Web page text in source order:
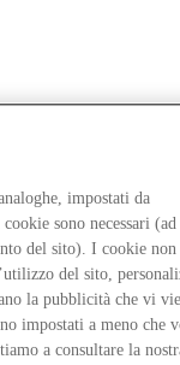
impostati da
sono necessari (ad
del sito). I cookie non
del sito,
la pubblicità che vi
impostati a meno che
a consultare la